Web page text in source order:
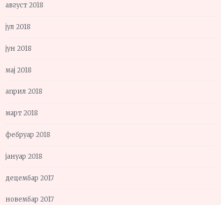
август 2018
јул 2018
јун 2018
мај 2018
април 2018
март 2018
фебруар 2018
јануар 2018
децембар 2017
новембар 2017